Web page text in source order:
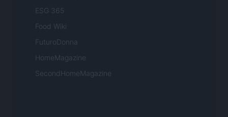
ESG 365
Food Wiki
FuturoDonna
HomeMagazine
SecondHomeMagazine